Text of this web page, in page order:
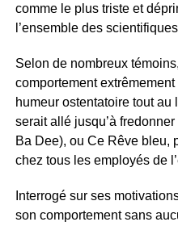
comme le plus triste et
l’ensemble des
Selon de nombreux
comportement
humeur ostentatoire tout au
serait allé jusqu’à
Ba Dee), ou Ce Rêve bleu,
chez tous les employés de
Interrogé sur ses
son comportement sans